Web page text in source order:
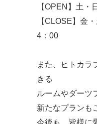
【OPEN】土
【CLOSE】金
4：00
また、ヒトカラ
きる
ルームやダーツ
新たなプランも
今後も、皆様に